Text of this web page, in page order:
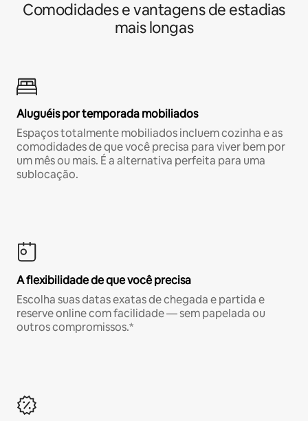
Comodidades e vantagens de estadias
mais longas
Aluguéis por temporada mobiliados
Espaços totalmente mobiliados incluem cozinha e as
comodidades de que você precisa para viver bem por
um mês ou mais. É a alternativa perfeita para uma
sublocação.
A flexibilidade de que você precisa
Escolha suas datas exatas de chegada e partida e
reserve online com facilidade — sem papelada ou
outros compromissos.*